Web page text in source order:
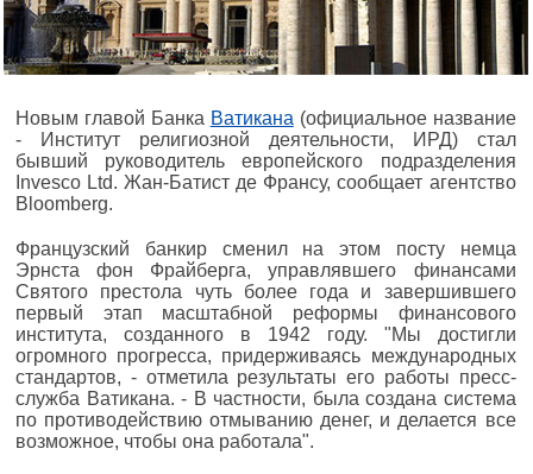
Новым главой Банка Ватикана (официальное название
- Институт религиозной деятельности, ИРД) стал
бывший руководитель европейского подразделения
Invesco Ltd. Жан-Батист де Франсу, сообщает агентство
Bloomberg.
Французский банкир сменил на этом посту немца
Эрнста фон Фрайберга, управлявшего финансами
Святого престола чуть более года и завершившего
первый этап масштабной реформы финансового
института, созданного в 1942 году. "Мы достигли
огромного прогресса, придерживаясь международных
стандартов, - отметила результаты его работы пресс-
служба Ватикана. - В частности, была создана система
по противодействию отмыванию денег, и делается все
возможное, чтобы она работала".